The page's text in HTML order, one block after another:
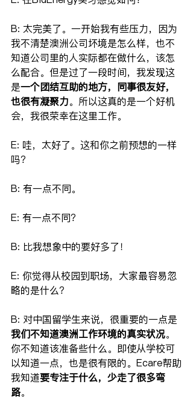
B: 太完美了。一开始我有些压力，因为
我不清楚澳洲公司坏境是怎么样，也不
知道公司里的人实际都在做什么，该怎
么配合。但是过了一段时间，我发现这
是一个团结互助的地方，同事很友好，
也很有凝聚力。所以这真的是一个好机
会，我很荣幸在这里工作。
E: 哇，太好了。这和你之前预想的一样
吗？
B: 有一点不同。
E: 有一点不同？
B: 比我想象中的要好多了！
E: 你觉得从校园到职场，大家最容易忽
略的是什么？
B: 对中国留学生来说，很重要的一点是
我们不知道澳洲工作环境的真实状况。
你不知道该准备些什么。即使从学校可
以知道一点，也是很有限的。Ecare帮助
我知道要专注于什么，少走了很多弯
路。